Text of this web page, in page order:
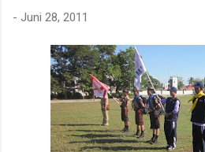
rotan. Tanaman itu diperkirakan
untuk ditarik dan dipanen.
duri-duri pada bagian batang yang
dibersihkan terlebih dahulu. Setelah
barulah rotan dapat...
- Juni 28, 2011